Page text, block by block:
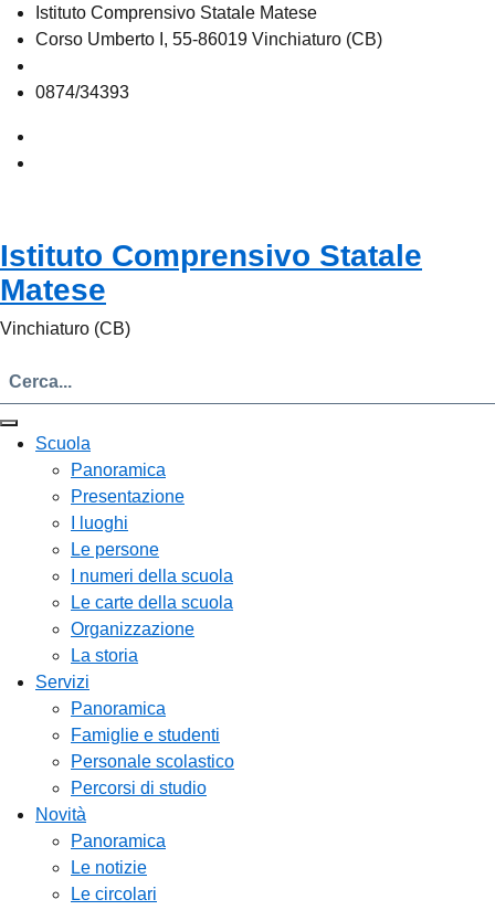
Istituto Comprensivo Statale Matese
Corso Umberto I, 55-86019 Vinchiaturo (CB)
0874/34393
Istituto Comprensivo Statale
Matese
Vinchiaturo (CB)
Scuola
Panoramica
Presentazione
I luoghi
Le persone
I numeri della scuola
Le carte della scuola
Organizzazione
La storia
Servizi
Panoramica
Famiglie e studenti
Personale scolastico
Percorsi di studio
Novità
Panoramica
Le notizie
Le circolari